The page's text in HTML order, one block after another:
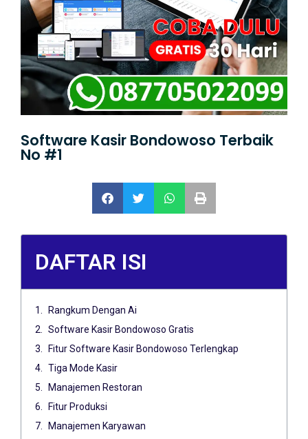
Software Kasir Bondowoso Terbaik
No #1
DAFTAR ISI
Rangkum Dengan Ai
Software Kasir Bondowoso Gratis
Fitur Software Kasir Bondowoso Terlengkap
Tiga Mode Kasir
Manajemen Restoran
Fitur Produksi
Manajemen Karyawan